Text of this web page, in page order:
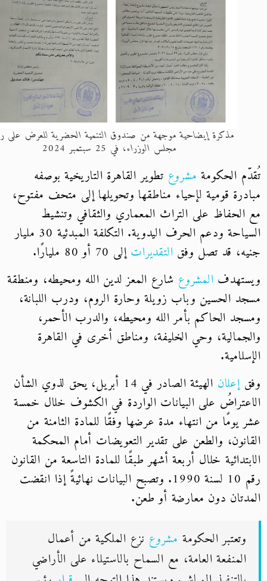
مذكرة إيضاحية موجهة من صندوق التنمية الحضرية للعرض على رئيس
مجلس الوزراء، في 25 سبتمبر 2024
الحكومةمشروعتطوير القاهرة التاريخية بوصفه
قومية لإحياء مناطقها وتحويلها إلى متحف مفتوح،
على التراث المعماري والثقافي وتنشيط
السياحة ودعم الحرف اليدوية. التكلفة المبدئية 30 مليار
قد تصل وفق التقديراتإلى 70 أو 80 مليارًا.
المشروعشارع المعز لدين الله ومحيطه، ومنطقة
الحسين وباب زويلة وحارة الروم، ودرب اللبانة،
الحاكم بأمر الله ومحيطه، والدرب الأحمر،
وحي الخليفة، ومناطق أخرى في القاهرة
إعلان
الهيئة الصادر في 14 أبريل، يحق لذوي الشأن
على البيانات الواردة في الكشوف خلال خمسة
يومًا من انتهاء مدة عرضها وفقًا للمادة الثامنة من
والطعن على تقدير التعويضات أمام المحكمة
خلال أربعة أشهر طبقًا للمادة التاسعة من القانون
رقم 10 لسنة 1990. وتصبح البيانات نهائيةً إذا انقضت
دون معارضة أو طعن.
وتعتبر الحكومةمشروعنزع الملكية من أعمال
المنفعة العامة، مع السماح بالاستيلاء على الأراضي